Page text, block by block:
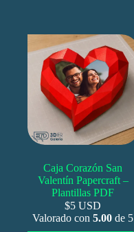
Caja Corazón San
Valentín Papercraft –
Plantillas PDF
$5 USD
Valorado con5.00 de 5